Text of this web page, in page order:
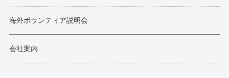
海外ボランティア説明会
会社案内